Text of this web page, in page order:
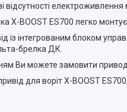
відсутності
X-BOOST ES700 легко
із інтегрованим блоком
брелка ДК.
Ви можете замовити привод
для воріт X-BOOST